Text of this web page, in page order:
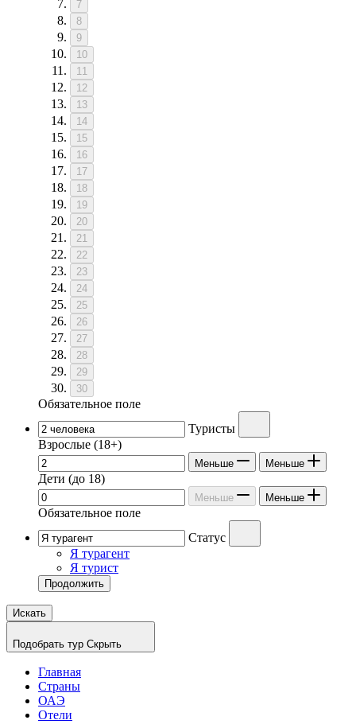
7
8
9
10
11
12
13
14
15
16
17
18
19
20
21
22
23
24
25
26
27
28
29
30
Обязательное поле
Туристы
Взрослые (18+)
Меньше Меньше
Дети (до 18)
Меньше Меньше
Обязательное поле
Статус
Я турагент
Я турист
Продолжить
Искать
Подобрать тур Скрыть
Главная
Страны
ОАЭ
Отели